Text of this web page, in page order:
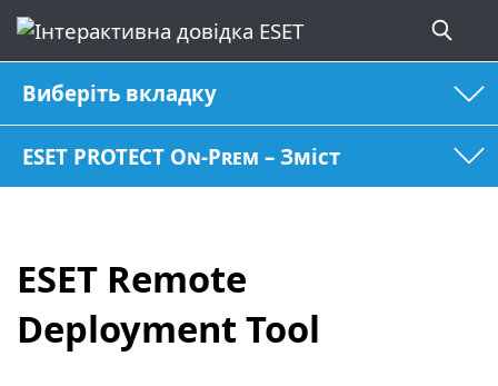
Виберіть вкладку
ESET PROTECT On-Prem – Зміст
ESET Remote
Deployment Tool